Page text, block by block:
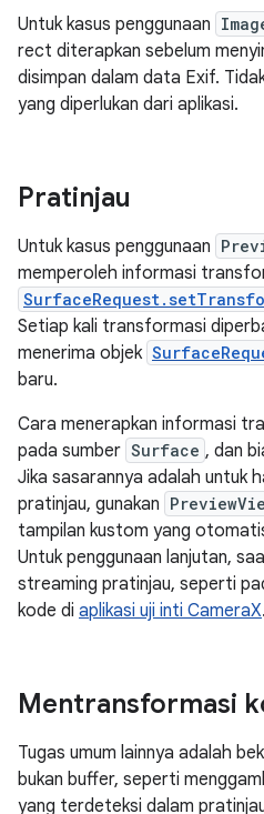
Untuk kasus penggunaan
rect diterapkan sebelum
disimpan dalam data Exif.
yang diperlukan dari aplikasi.
Pratinjau
Untuk kasus penggunaan
memperoleh informasi
Setiap kali transformasi
menerima objek
baru.
Cara menerapkan informasi
pada sumber Surface , dan
Jika sasarannya adalah untuk
pratinjau, gunakan
tampilan kustom yang
Untuk penggunaan lanjutan,
streaming pratinjau, seperti
kode di aplikasi uji inti CameraX.
Mentransformasi
Tugas umum lainnya adalah
bukan buffer, seperti
yang terdeteksi dalam